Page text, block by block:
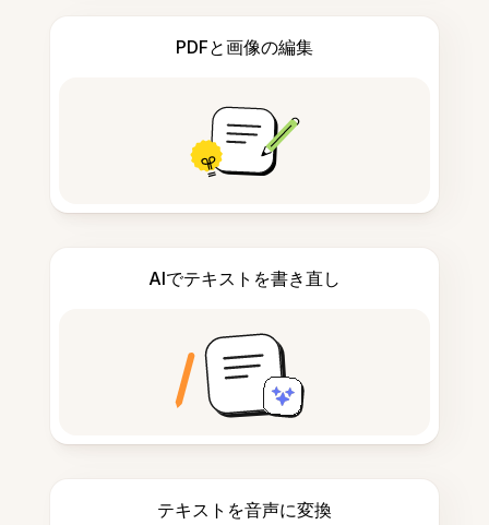
PDFと画像の編集
AIでテキストを書き直し
テキストを音声に変換